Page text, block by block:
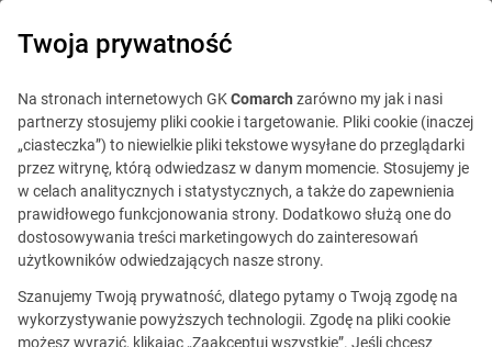
Twoja prywatność
Na stronach internetowych GKComarch zarówno my jak i nasi
partnerzy stosujemy pliki cookie i targetowanie. Pliki cookie (inaczej
„ciasteczka”) to niewielkie pliki tekstowe wysyłane do przeglądarki
przez witrynę, którą odwiedzasz w danym momencie. Stosujemy je
w celach analitycznych i statystycznych, a także do zapewnienia
prawidłowego funkcjonowania strony. Dodatkowo służą one do
dostosowywania treści marketingowych do zainteresowań
użytkowników odwiedzających nasze strony.
Szanujemy Twoją prywatność, dlatego pytamy o Twoją zgodę na
wykorzystywanie powyższych technologii. Zgodę na pliki cookie
możesz wyrazić, klikając „Zaakceptuj wszystkie”. Jeśli chcesz